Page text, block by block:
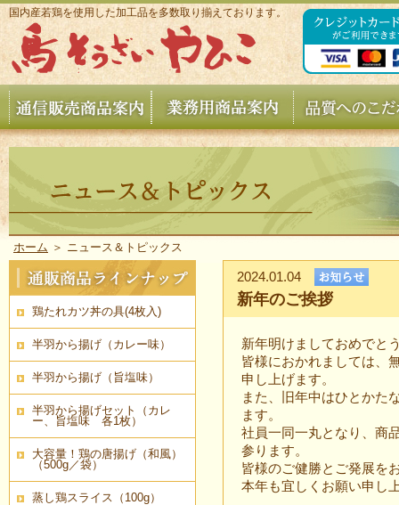
国内産若鶏を使用した加工品を多数取り揃えております。
ホーム ＞ ニュース＆トピックス
2024.01.04
新年のご挨拶
新年明けましておめでと
皆様におかれましては、
申し上げます。
また、旧年中はひとかた
ます。
社員一同一丸となり、商
参ります。
皆様のご健勝とご発展を
本年も宜しくお願い申し
鶏たれカツ丼の具(4枚入)
半羽から揚げ（カレー味）
半羽から揚げ（旨塩味）
半羽から揚げセット（カレ
ー、旨塩味 各1枚）
大容量！鶏の唐揚げ（和風）
（500g／袋）
蒸し鶏スライス（100g）